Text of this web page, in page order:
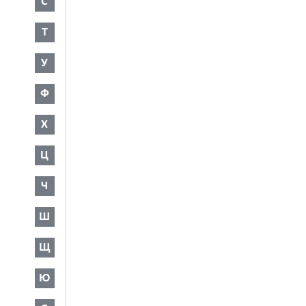
Т
У
Ф
Х
Ц
Ч
Ш
Щ
Ю